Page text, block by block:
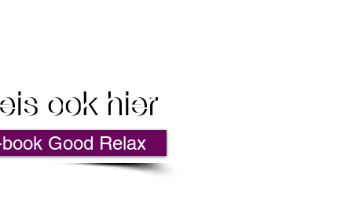
ook hier
ook hier
Good Relax
Ontspanning,